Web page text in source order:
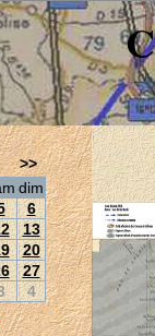
>>
dim
6
13
20
27
4